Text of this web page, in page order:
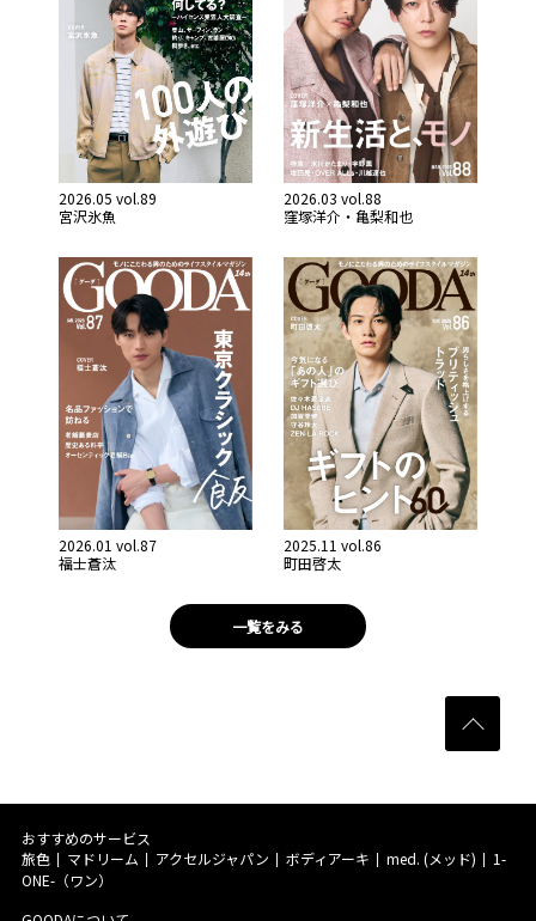
2026.05 vol.89
宮沢氷魚
2026.03 vol.88
窪塚洋介・亀梨和也
2026.01 vol.87
福士蒼汰
2025.11 vol.86
町田啓太
一覧をみる
おすすめのサービス
旅色
マドリーム アクセルジャパン ボディアーキ med. (メッド)
1-
ONE-（ワン）